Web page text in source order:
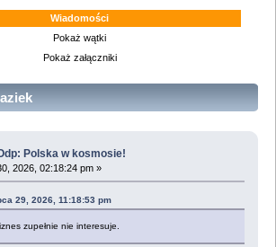
Wiadomości
Pokaż wątki
Pokaż załączniki
Polska w kosmosie!
2026, 02:18:24 pm »
29, 2026, 11:18:53 pm
zupełnie nie interesuje.